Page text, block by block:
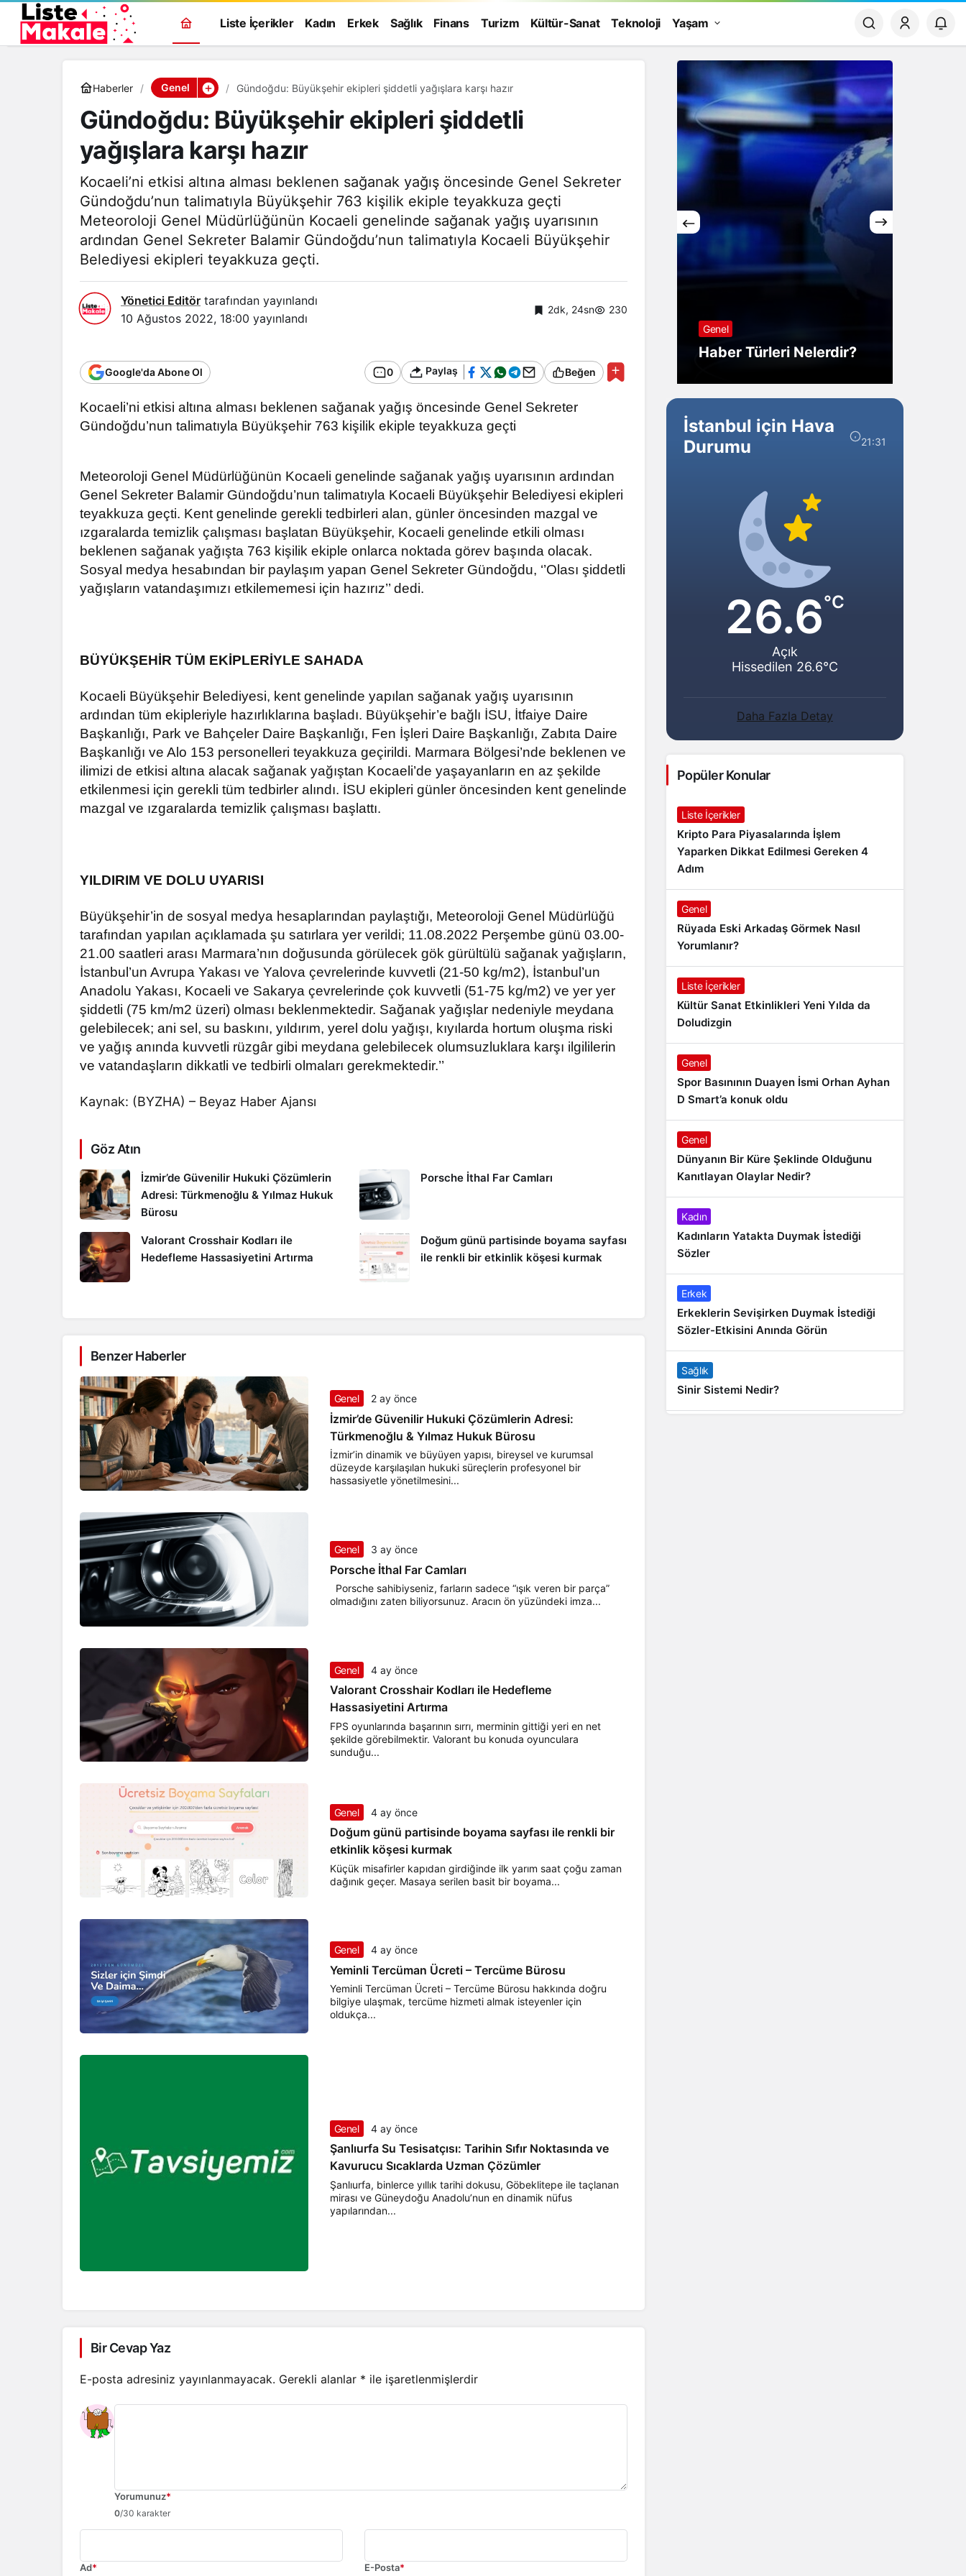
Liste İçerikler Kadın Erkek Sağlık Finans Turizm Kültür-Sanat Teknoloji Yaşam
Haberler Genel Gündoğdu: Büyükşehir ekipleri şiddetli yağışlara karşı hazır
Gündoğdu: Büyükşehir ekipleri şiddetli
yağışlara karşı hazır
Kocaeli’ni etkisi altına alması beklenen sağanak yağış öncesinde Genel Sekreter
Gündoğdu’nun talimatıyla Büyükşehir 763 kişilik ekiple teyakkuza geçti
Meteoroloji Genel Müdürlüğünün Kocaeli genelinde sağanak yağış uyarısının
ardından Genel Sekreter Balamir Gündoğdu’nun talimatıyla Kocaeli Büyükşehir
Belediyesi ekipleri teyakkuza geçti.
Yönetici Editör tarafından yayınlandı
10 Ağustos 2022, 18:00 yayınlandı
2dk, 24sn 230
Google'da Abone Ol 0 Paylaş Beğen
Kocaeli’ni etkisi altına alması beklenen sağanak yağış öncesinde Genel Sekreter
Gündoğdu’nun talimatıyla Büyükşehir 763 kişilik ekiple teyakkuza geçti
Meteoroloji Genel Müdürlüğünün Kocaeli genelinde sağanak yağış uyarısının ardından
Genel Sekreter Balamir Gündoğdu’nun talimatıyla Kocaeli Büyükşehir Belediyesi ekipleri
teyakkuza geçti. Kent genelinde gerekli tedbirleri alan, günler öncesinden mazgal ve
ızgaralarda temizlik çalışması başlatan Büyükşehir, Kocaeli genelinde etkili olması
beklenen sağanak yağışta 763 kişilik ekiple onlarca noktada görev başında olacak.
Sosyal medya hesabından bir paylaşım yapan Genel Sekreter Gündoğdu, ‘’Olası şiddetli
yağışların vatandaşımızı etkilememesi için hazırız’’ dedi.
BÜYÜKŞEHİR TÜM EKİPLERİYLE SAHADA
Kocaeli Büyükşehir Belediyesi, kent genelinde yapılan sağanak yağış uyarısının
ardından tüm ekipleriyle hazırlıklarına başladı. Büyükşehir’e bağlı İSU, İtfaiye Daire
Başkanlığı, Park ve Bahçeler Daire Başkanlığı, Fen İşleri Daire Başkanlığı, Zabıta Daire
Başkanlığı ve Alo 153 personelleri teyakkuza geçirildi. Marmara Bölgesi’nde beklenen ve
ilimizi de etkisi altına alacak sağanak yağıştan Kocaeli’de yaşayanların en az şekilde
etkilenmesi için gerekli tüm tedbirler alındı. İSU ekipleri günler öncesinden kent genelinde
mazgal ve ızgaralarda temizlik çalışması başlattı.
YILDIRIM VE DOLU UYARISI
Büyükşehir’in de sosyal medya hesaplarından paylaştığı, Meteoroloji Genel Müdürlüğü
tarafından yapılan açıklamada şu satırlara yer verildi; 11.08.2022 Perşembe günü 03.00-
21.00 saatleri arası Marmara’nın doğusunda görülecek gök gürültülü sağanak yağışların,
İstanbul’un Avrupa Yakası ve Yalova çevrelerinde kuvvetli (21-50 kg/m2), İstanbul’un
Anadolu Yakası, Kocaeli ve Sakarya çevrelerinde çok kuvvetli (51-75 kg/m2) ve yer yer
şiddetli (75 km/m2 üzeri) olması beklenmektedir. Sağanak yağışlar nedeniyle meydana
gelebilecek; ani sel, su baskını, yıldırım, yerel dolu yağışı, kıyılarda hortum oluşma riski
ve yağış anında kuvvetli rüzgâr gibi meydana gelebilecek olumsuzluklara karşı ilgililerin
ve vatandaşların dikkatli ve tedbirli olmaları gerekmektedir.’’
Kaynak: (BYZHA) – Beyaz Haber Ajansı
Göz Atın
İzmir’de Güvenilir Hukuki Çözümlerin
Adresi: Türkmenoğlu & Yılmaz Hukuk
Bürosu
Porsche İthal Far Camları
Valorant Crosshair Kodları ile
Hedefleme Hassasiyetini Artırma
Doğum günü partisinde boyama sayfası
ile renkli bir etkinlik köşesi kurmak
Benzer Haberler
Genel 2 ay önce
İzmir’de Güvenilir Hukuki Çözümlerin Adresi:
Türkmenoğlu & Yılmaz Hukuk Bürosu
İzmir’in dinamik ve büyüyen yapısı, bireysel ve kurumsal
düzeyde karşılaşılan hukuki süreçlerin profesyonel bir
hassasiyetle yönetilmesini...
Genel 3 ay önce
Porsche İthal Far Camları
Porsche sahibiyseniz, farların sadece “ışık veren bir parça”
olmadığını zaten biliyorsunuz. Aracın ön yüzündeki imza...
Genel 4 ay önce
Valorant Crosshair Kodları ile Hedefleme
Hassasiyetini Artırma
FPS oyunlarında başarının sırrı, merminin gittiği yeri en net
şekilde görebilmektir. Valorant bu konuda oyunculara
sunduğu...
Genel 4 ay önce
Doğum günü partisinde boyama sayfası ile renkli bir
etkinlik köşesi kurmak
Küçük misafirler kapıdan girdiğinde ilk yarım saat çoğu zaman
dağınık geçer. Masaya serilen basit bir boyama...
Genel 4 ay önce
Yeminli Tercüman Ücreti – Tercüme Bürosu
Yeminli Tercüman Ücreti – Tercüme Bürosu hakkında doğru
bilgiye ulaşmak, tercüme hizmeti almak isteyenler için
oldukça...
Genel 4 ay önce
Şanlıurfa Su Tesisatçısı: Tarihin Sıfır Noktasında ve
Kavurucu Sıcaklarda Uzman Çözümler
Şanlıurfa, binlerce yıllık tarihi dokusu, Göbeklitepe ile taçlanan
mirası ve Güneydoğu Anadolu’nun en dinamik nüfus
yapılarından...
Bir Cevap Yaz
E-posta adresiniz yayınlanmayacak. Gerekli alanlar * ile işaretlenmişlerdir
Yorumunuz*
0/30 karakter
Ad* E-Posta*
Genel
Haber Türleri Nelerdir?
İstanbul için Hava
Durumu
21:31
26.6°C
Açık
Hissedilen 26.6°C
Daha Fazla Detay
Popüler Konular
Liste İçerikler
Kripto Para Piyasalarında İşlem
Yaparken Dikkat Edilmesi Gereken 4
Adım
Genel
Rüyada Eski Arkadaş Görmek Nasıl
Yorumlanır?
Liste İçerikler
Kültür Sanat Etkinlikleri Yeni Yılda da
Doludizgin
Genel
Spor Basınının Duayen İsmi Orhan Ayhan
D Smart’a konuk oldu
Genel
Dünyanın Bir Küre Şeklinde Olduğunu
Kanıtlayan Olaylar Nedir?
Kadın
Kadınların Yatakta Duymak İstediği
Sözler
Erkek
Erkeklerin Sevişirken Duymak İstediği
Sözler-Etkisini Anında Görün
Sağlık
Sinir Sistemi Nedir?